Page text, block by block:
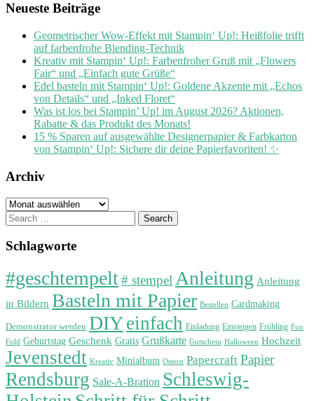
Neueste Beiträge
Geometrischer Wow-Effekt mit Stampin‘ Up!: Heißfolie trifft
auf farbenfrohe Blending-Technik
Kreativ mit Stampin‘ Up!: Farbenfroher Gruß mit „Flowers
Fair“ und „Einfach gute Grüße“
Edel basteln mit Stampin‘ Up!: Goldene Akzente mit „Echos
von Details“ und „Inked Floret“
Was ist los bei Stampin’ Up! im August 2026? Aktionen,
Rabatte & das Produkt des Monats!
15 % Sparen auf ausgewählte Designerpapier & Farbkarton
von Stampin‘ Up!: Sichere dir deine Papierfavoriten! ✨
Archiv
Archiv
Search
for:
Schlagworte
#geschtempelt# stempel Anleitung Anleitung
in Bildern Basteln mit Papier Bestellen Cardmaking
Demonstrator werden DIYeinfach Einladung Einsteigen Frühling Fun
Fold Geburtstag Geschenk Gratis Grußkarte Gutschein Halloween Hochzeit
Jevenstedt Kreativ Minialbum Ostern Papercraft Papier
Rendsburg Sale-A-Bration Schleswig-